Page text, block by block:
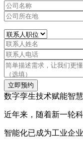
立即预约
数字孪生技术赋能智
近年来，随着新一轮
智能化已成为工业企